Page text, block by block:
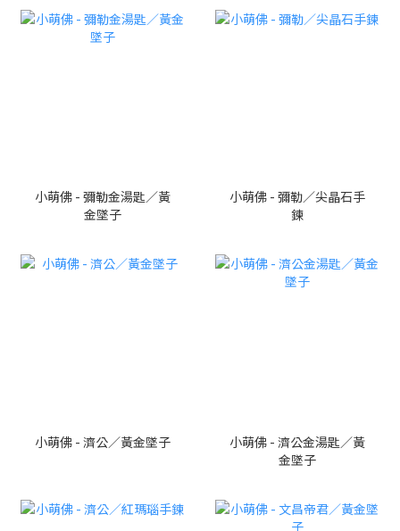
小萌佛 - 彌勒金湯匙／黃
金墜子
小萌佛 - 彌勒／尖晶石手
鍊
小萌佛 - 濟公／黃金墜子
小萌佛 - 濟公金湯匙／黃
金墜子